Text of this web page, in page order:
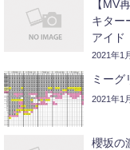
【MV
キター
アイド
2021年1
ミーグ
2021年1
櫻坂の